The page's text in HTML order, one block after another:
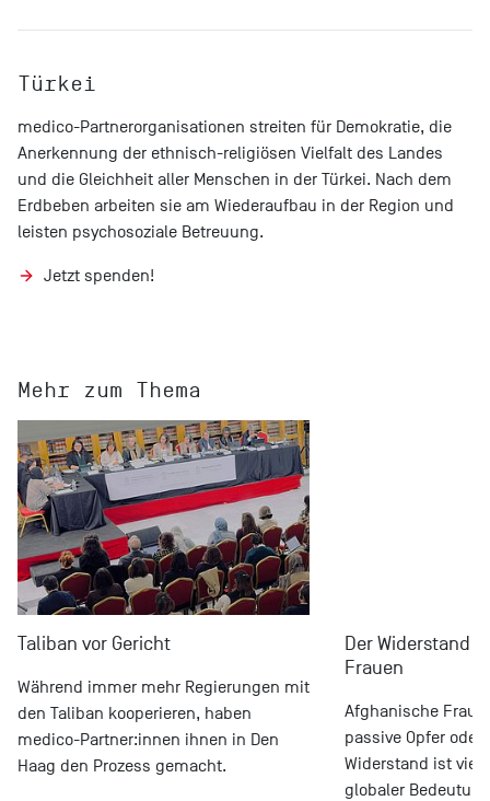
Türkei
medico-Partnerorganisationen streiten für Demokratie, die
Anerkennung der ethnisch-religiösen Vielfalt des Landes
und die Gleichheit aller Menschen in der Türkei. Nach dem
Erdbeben arbeiten sie am Wiederaufbau in der Region und
leisten psychosoziale Betreuung.
Jetzt spenden!
Mehr zum Thema
Taliban vor Gericht
Während immer mehr Regierungen mit
den Taliban kooperieren, haben
medico-Partner:innen ihnen in Den
Haag den Prozess gemacht.
Der Widerstand
Frauen
Afghanische
passive Opfer oder
Widerstand ist
globaler